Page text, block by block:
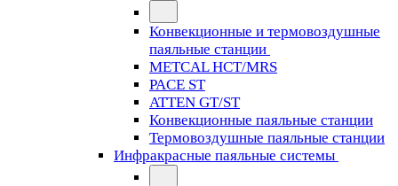
Конвекционные и термовоздушные
паяльные станции
METCAL HCT/MRS
PACE ST
ATTEN GT/ST
Конвекционные паяльные станции
Термовоздушные паяльные станции
Инфракрасные паяльные системы